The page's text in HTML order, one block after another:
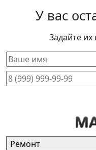
У вас
Задайте
Ремонт